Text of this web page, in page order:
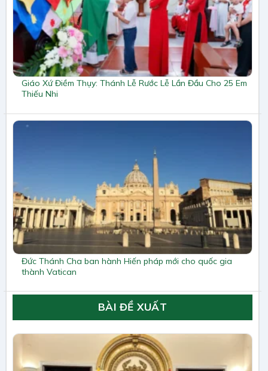
Giáo Xứ Điềm Thụy: Thánh Lễ Rước Lễ Lần Đầu Cho 25 Em
Thiếu Nhi
Đức Thánh Cha ban hành Hiến pháp mới cho quốc gia
thành Vatican
BÀI ĐỀ XUẤT